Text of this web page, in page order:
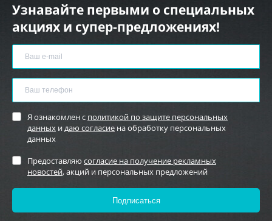
Узнавайте первыми о специальных
акциях и супер-предложениях!
Я ознакомлен с политикой по защите персональных
данных и даю согласие на обработку персональных
данных
Предоставляю согласие на получение рекламных
новостей, акций и персональных предложений